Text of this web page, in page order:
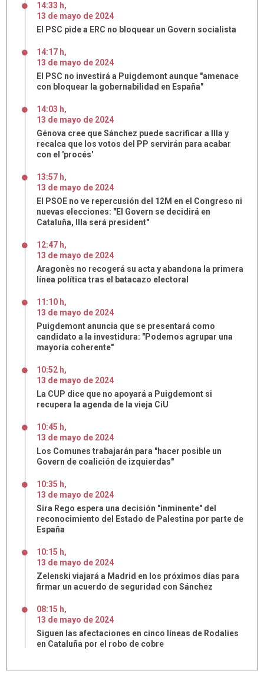
14:33 h,
13 de mayo de 2024
El PSC pide a ERC no bloquear un Govern socialista
14:17 h,
13 de mayo de 2024
El PSC no investirá a Puigdemont aunque "amenace
con bloquear la gobernabilidad en España"
14:03 h,
13 de mayo de 2024
Génova cree que Sánchez puede sacrificar a Illa y
recalca que los votos del PP servirán para acabar
con el 'procés'
13:57 h,
13 de mayo de 2024
El PSOE no ve repercusión del 12M en el Congreso ni
nuevas elecciones: "El Govern se decidirá en
Cataluña, Illa será president"
12:47 h,
13 de mayo de 2024
Aragonès no recogerá su acta y abandona la primera
línea política tras el batacazo electoral
11:10 h,
13 de mayo de 2024
Puigdemont anuncia que se presentará como
candidato a la investidura: "Podemos agrupar una
mayoría coherente"
10:52 h,
13 de mayo de 2024
La CUP dice que no apoyará a Puigdemont si
recupera la agenda de la vieja CiU
10:45 h,
13 de mayo de 2024
Los Comunes trabajarán para "hacer posible un
Govern de coalición de izquierdas"
10:35 h,
13 de mayo de 2024
Sira Rego espera una decisión "inminente" del
reconocimiento del Estado de Palestina por parte de
España
10:15 h,
13 de mayo de 2024
Zelenski viajará a Madrid en los próximos días para
firmar un acuerdo de seguridad con Sánchez
08:15 h,
13 de mayo de 2024
Siguen las afectaciones en cinco líneas de Rodalies
en Cataluña por el robo de cobre